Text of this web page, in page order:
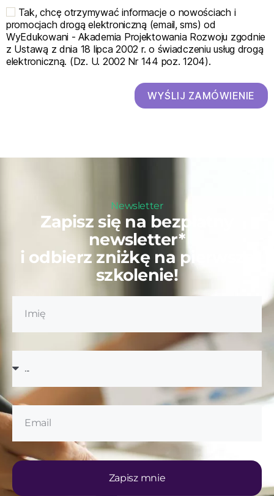
Tak, chcę otrzymywać informacje o nowościach i
promocjach drogą elektroniczną (email, sms) od
WyEdukowani - Akademia Projektowania Rozwoju zgodnie
z Ustawą z dnia 18 lipca 2002 r. o świadczeniu usług drogą
elektroniczną. (Dz. U. 2002 Nr 144 poz. 1204).
WYŚLIJ ZAMÓWIENIE
Newsletter
Zapisz się na bezpłatny
newsletter*
i odbierz zniżkę na pierwsze
szkolenie!
Zapisz mnie